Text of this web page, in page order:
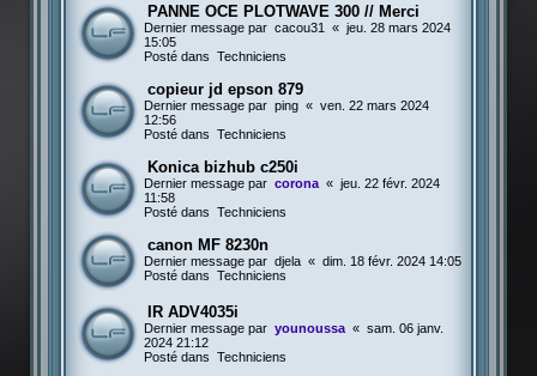
PANNE OCE PLOTWAVE 300 // Merci
Dernier message par cacou31 « jeu. 28 mars 2024
15:05
Posté dans Techniciens
copieur jd epson 879
Dernier message par ping « ven. 22 mars 2024
12:56
Posté dans Techniciens
Konica bizhub c250i
Dernier message par corona « jeu. 22 févr. 2024
11:58
Posté dans Techniciens
canon MF 8230n
Dernier message par djela « dim. 18 févr. 2024 14:05
Posté dans Techniciens
IR ADV4035i
Dernier message par younoussa « sam. 06 janv.
2024 21:12
Posté dans Techniciens